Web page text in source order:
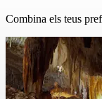
Combina els teus